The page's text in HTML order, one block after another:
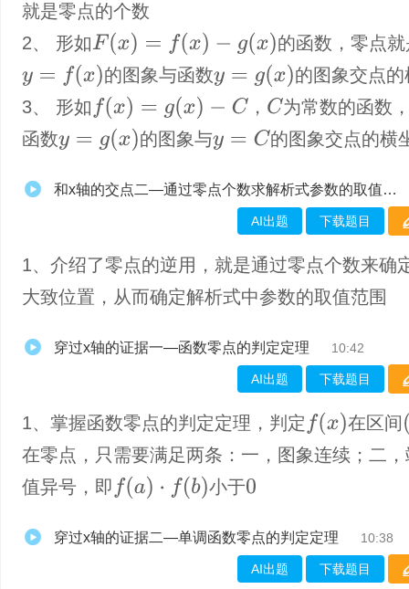
就是零点的个数
2、 形如 F(x) =f(x −g( ) 的函数，零点
y= (x) 的图象与函数y= g(x)
的图象交点
3、 形如 (x)=g(x −C ， C 为常数的函数
函数y= g(x) 的图象与y= C 的图象交点的横
和x轴的交点二—通过零点个数求解析式参数的取值范围
AI出题 下载题目
1、介绍了零点的逆用，就是通过零点个数来确
大致位置，从而确定解析式中参数的取值范围
穿过x轴的证据一—函数零点的判定定理 10:42
AI出题 下载题目
1、掌握函数零点的判定定理，判定 (x) 在区间 (
在零点，只需要满足两条：一，图象连续；二
值异号，即 (a)·f(b 小于0
穿过x轴的证据二—单调函数零点的判定定理 10:38
AI出题 下载题目